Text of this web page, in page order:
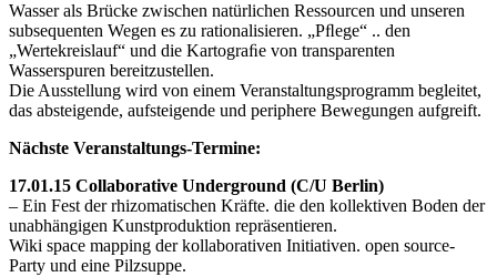
Wasser als Brücke zwischen natürlichen Ressourcen und unseren
subsequenten Wegen es zu rationalisieren. „Pﬂege“ .. den
„Wertekreislauf“ und die Kartograﬁe von transparenten
Wasserspuren bereitzustellen.
Die Ausstellung wird von einem Veranstaltungsprogramm begleitet,
das absteigende, aufsteigende und periphere Bewegungen aufgreift.
Nächste Veranstaltungs-Termine:
17.01.15 Collaborative Underground (C/U Berlin)
– Ein Fest der rhizomatischen Kräfte. die den kollektiven Boden der
unabhängigen Kunstproduktion repräsentieren.
Wiki space mapping der kollaborativen Initiativen. open source-
Party und eine Pilzsuppe.